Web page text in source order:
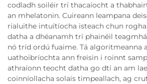
codladh soiléir trí thacaíocht a
an mhelatonin. Cuireann leampana
rialuithe intuítíocha isteach chun
datha a dhéanamh trí phainéil
nó tríd ordú fuaime. Tá algoritmeanna
uathoibríochta ann freisin i roinnt
athraíonn teocht datha go dtí an am
coinníollacha solais timpeallach, ag